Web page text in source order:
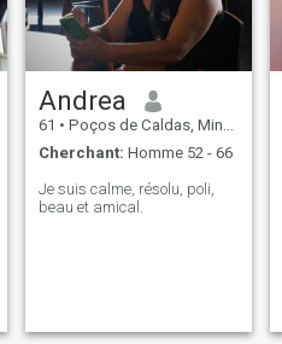
Andrea
61 • Poços de Caldas, Minas Gerais, Brésil
Cherchant: Homme 52 - 66
Je suis calme, résolu, poli,
beau et amical.